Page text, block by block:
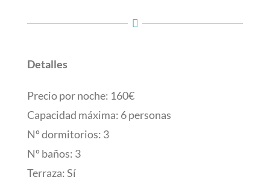
Detalles
Precio por noche: 160€
Capacidad máxima: 6 personas
Nº dormitorios: 3
Nº baños: 3
Terraza: Sí